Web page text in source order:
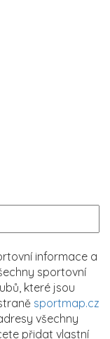
informace a
sportovní
které jsou
sportmap.cz
všechny
přidat vlastní